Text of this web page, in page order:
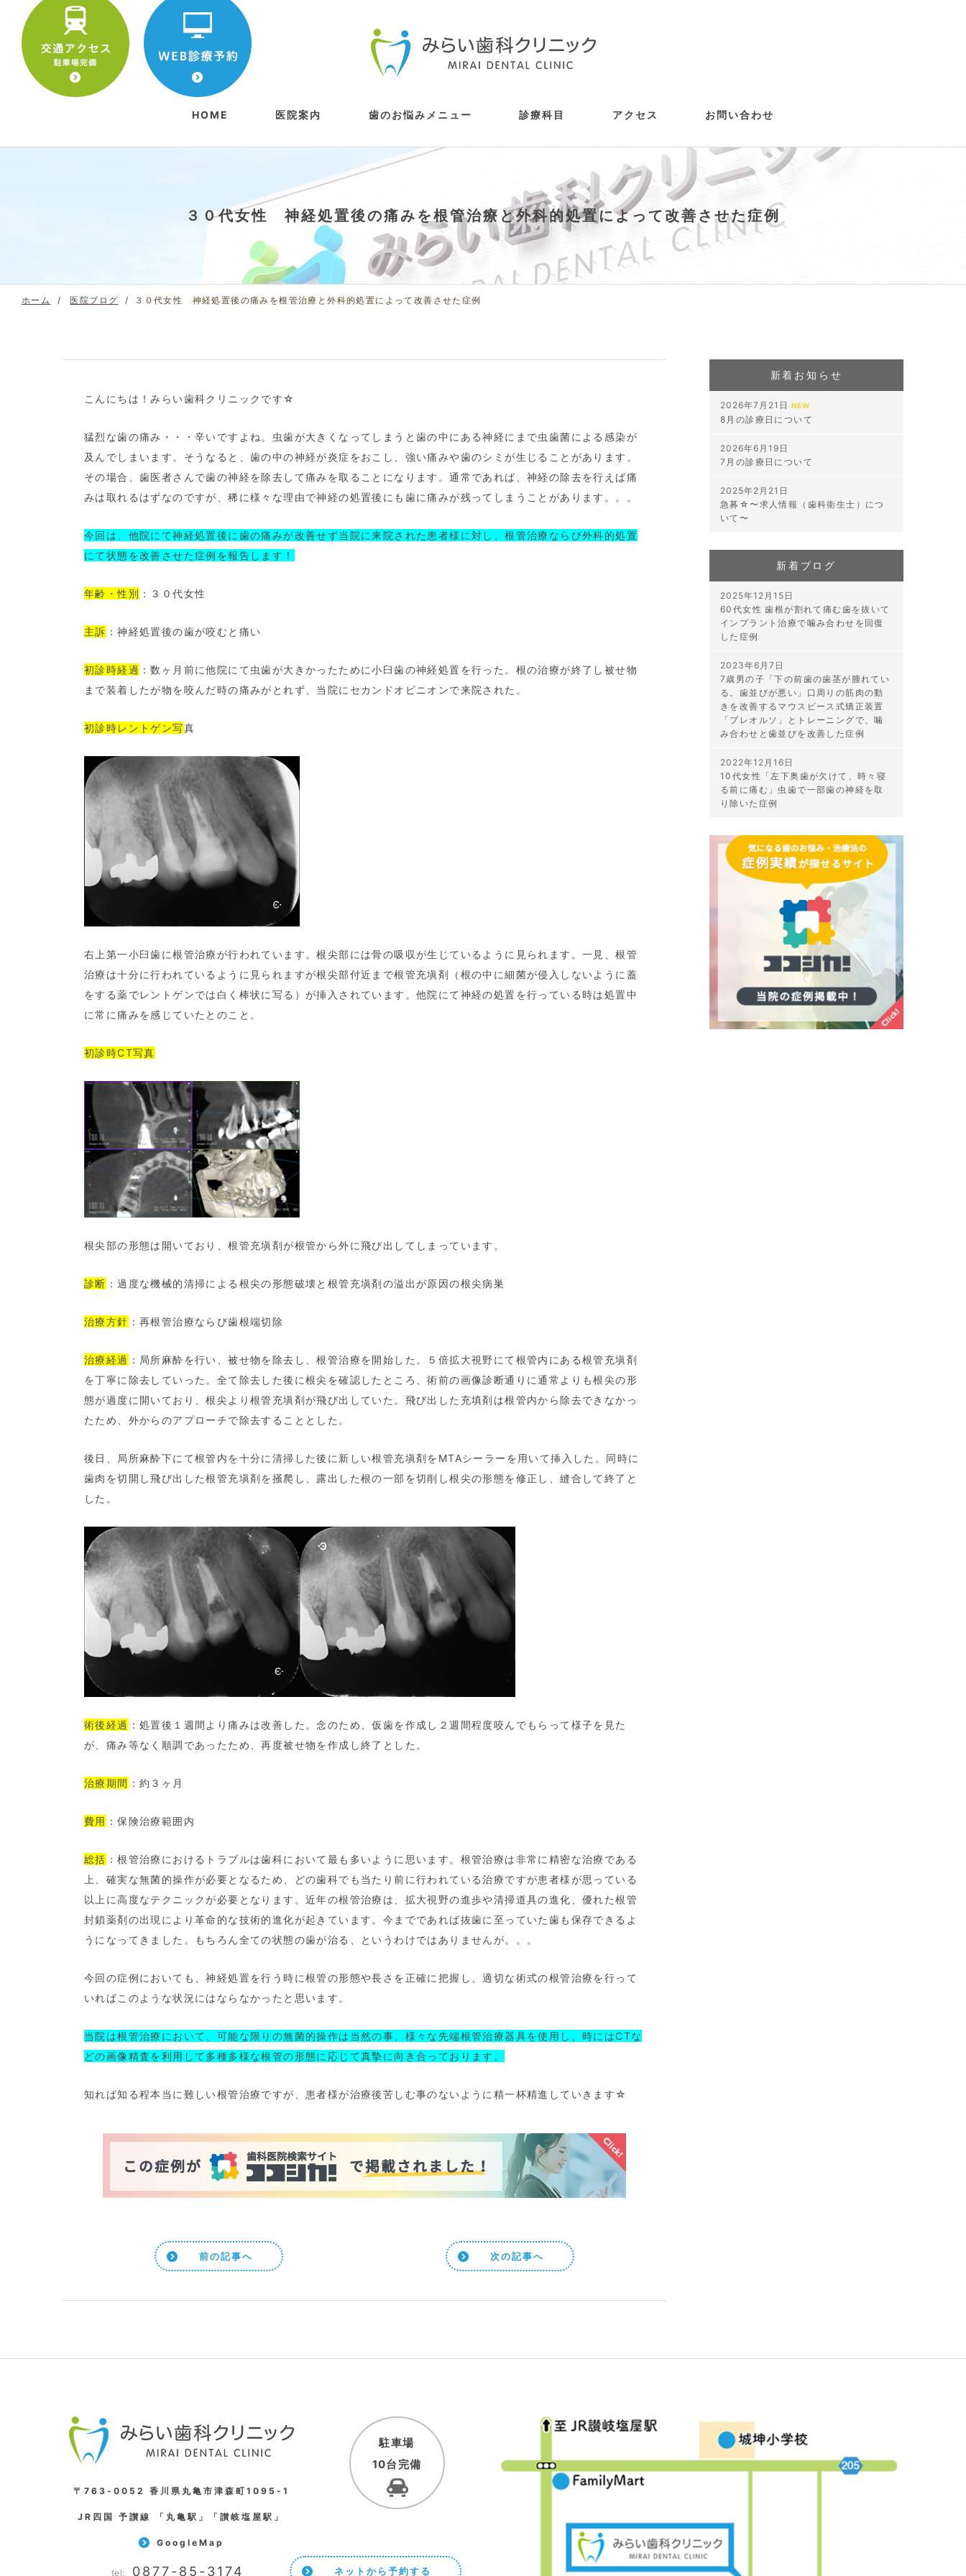
HOME 医院案内
初めての方へ
院長挨拶
アクセス情報
歯のお悩みメニュー
歯の掃除をしたい・検査してほしい
歯が痛い・しみる
歯が疼く・激痛がする
歯茎から血が出る・腫れている
銀歯が嫌だ・歯を白くしたい
親知らずが痛い・抜いてほしい
自分の歯のようにしっかりと噛みたい
歯をうしなってしまったが手術は不安
子供の治療をしてほしい・虫歯にさせ
たくない
歯並びが気になる
顎が痛む
目立たず矯正をしたい
眠ったまま治療を受けたい
診療科目
虫歯治療
根管治療
歯周病・予防歯科
審美歯科
口腔外科（親知らずの抜歯）
インプラント
入れ歯
小児歯科
矯正歯科
顎関節症・かみ合わせの治療
部分矯正・マウスピース矯正(ASOア
静脈内鎮静法治療
アクセス お問い合わせ
３０代女性 神経処置後の痛みを根管治療と外科的処置によって改善させた症例
ホーム 医院ブログ ３０代女性 神経処置後の痛みを根管治療と外科的処置によって改善させた症例
こんにちは！みらい歯科クリニックです☆
猛烈な歯の痛み・・・辛いですよね。虫歯が大きくなってしまうと歯の中にある神経にまで虫歯菌による感染が
及んでしまいます。そうなると、歯の中の神経が炎症をおこし、強い痛みや歯のシミが生じることがあります。
その場合、歯医者さんで歯の神経を除去して痛みを取ることになります。通常であれば、神経の除去を行えば痛
みは取れるはずなのですが、稀に様々な理由で神経の処置後にも歯に痛みが残ってしまうことがあります。。。
今回は、他院にて神経処置後に歯の痛みが改善せず当院に来院された患者様に対し、根管治療ならび外科的処置
にて状態を改善させた症例を報告します！
年齢・性別 ：３０代女性
主訴 ：神経処置後の歯が咬むと痛い
初診時経過 ：数ヶ月前に他院にて虫歯が大きかったために小臼歯の神経処置を行った。根の治療が終了し被せ物
まで装着したが物を咬んだ時の痛みがとれず、当院にセカンドオピニオンで来院された。
初診時レントゲン写真
右上第一小臼歯に根管治療が行われています。根尖部には骨の吸収が生じているように見られます。一見、根管
治療は十分に行われているように見られますが根尖部付近まで根管充塡剤（根の中に細菌が侵入しないように蓋
をする薬でレントゲンでは白く棒状に写る）が挿入されています。他院にて神経の処置を行っている時は処置中
に常に痛みを感じていたとのこと。
初診時CT写真
根尖部の形態は開いており、根管充塡剤が根管から外に飛び出してしまっています。
診断 ：過度な機械的清掃による根尖の形態破壊と根管充塡剤の溢出が原因の根尖病巣
治療方針 ：再根管治療ならび歯根端切除
治療経過 ：局所麻酔を行い、被せ物を除去し、根管治療を開始した。５倍拡大視野にて根管内にある根管充塡剤
を丁寧に除去していった。全て除去した後に根尖を確認したところ、術前の画像診断通りに通常よりも根尖の形
態が過度に開いており、根尖より根管充塡剤が飛び出していた。飛び出した充填剤は根管内から除去できなかっ
たため、外からのアプローチで除去することとした。
後日、局所麻酔下にて根管内を十分に清掃した後に新しい根管充塡剤をMTAシーラーを用いて挿入した。同時に
歯肉を切開し飛び出した根管充塡剤を掻爬し、露出した根の一部を切削し根尖の形態を修正し、縫合して終了と
した。
術後経過 ：処置後１週間より痛みは改善した。念のため、仮歯を作成し２週間程度咬んでもらって様子を見た
が、痛み等なく順調であったため、再度被せ物を作成し終了とした。
治療期間 ：約３ヶ月
費用 ：保険治療範囲内
総括 ：根管治療におけるトラブルは歯科において最も多いように思います。根管治療は非常に精密な治療である
上、確実な無菌的操作が必要となるため、どの歯科でも当たり前に行われている治療ですが患者様が思っている
以上に高度なテクニックが必要となります。近年の根管治療は、拡大視野の進歩や清掃道具の進化、優れた根管
封鎖薬剤の出現により革命的な技術的進化が起きています。今までであれば抜歯に至っていた歯も保存できるよ
うになってきました。もちろん全ての状態の歯が治る、というわけではありませんが。。。
今回の症例においても、神経処置を行う時に根管の形態や長さを正確に把握し、適切な術式の根管治療を行って
いればこのような状況にはならなかったと思います。
当院は根管治療において、可能な限りの無菌的操作は当然の事、様々な先端根管治療器具を使用し、時にはCTな
どの画像精査を利用して多種多様な根管の形態に応じて真摯に向き合っております。
知れば知る程本当に難しい根管治療ですが、患者様が治療後苦しむ事のないように精一杯精進していきます☆
前の記事へ 次の記事へ
新着お知らせ
2026年7月21日 NEW
8月の診療日について
2026年6月19日
7月の診療日について
2025年2月21日
急募☆〜求人情報（歯科衛生士）につ
いて〜
新着ブログ
2025年12月15日
60代女性 歯根が割れて痛む歯を抜いて
インプラント治療で噛み合わせを回復
した症例
2023年6月7日
7歳男の子「下の前歯の歯茎が腫れてい
る。歯並びが悪い」口周りの筋肉の動
きを改善するマウスピース式矯正装置
「プレオルソ」とトレーニングで、噛
み合わせと歯並びを改善した症例
2022年12月16日
10代女性「左下奥歯が欠けて、時々寝
る前に痛む」虫歯で一部歯の神経を取
り除いた症例
〒763-0052 香川県丸亀市津森町1095-1
JR四国 予讃線 「丸亀駅」「讃岐塩屋駅」
GoogleMap
駐車場
10台完備
tel: 0877-85-3174 ネットから予約する